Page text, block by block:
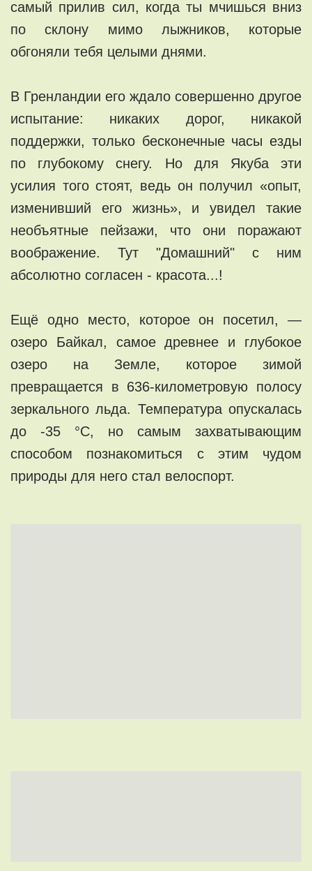
самый прилив сил, когда ты мчишься вниз
по склону мимо лыжников, которые
обгоняли тебя целыми днями.
В Гренландии его ждало совершенно другое
испытание: никаких дорог, никакой
поддержки, только бесконечные часы езды
по глубокому снегу. Но для Якуба эти
усилия того стоят, ведь он получил «опыт,
изменивший его жизнь», и увидел такие
необъятные пейзажи, что они поражают
воображение. Тут "Домашний" с ним
абсолютно согласен - красота...!
Ещё одно место, которое он посетил, —
озеро Байкал, самое древнее и глубокое
озеро на Земле, которое зимой
превращается в 636-километровую полосу
зеркального льда. Температура опускалась
до -35 °C, но самым захватывающим
способом познакомиться с этим чудом
природы для него стал велоспорт.